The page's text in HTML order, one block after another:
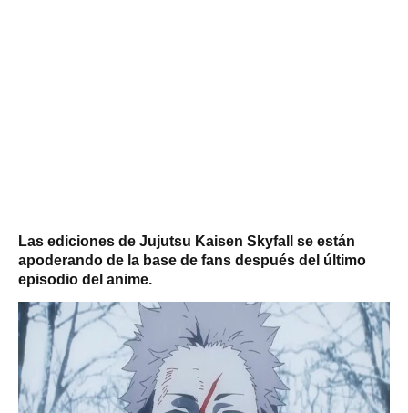
Las ediciones de Jujutsu Kaisen Skyfall se están
apoderando de la base de fans después del último
episodio del anime.